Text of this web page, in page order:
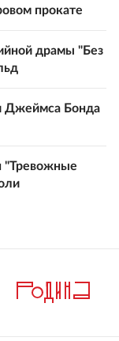
прокате
драмы "Без
Джеймса Бонда
"Тревожные